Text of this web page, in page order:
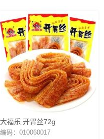
大福乐 开胃丝72g
编码：010060017